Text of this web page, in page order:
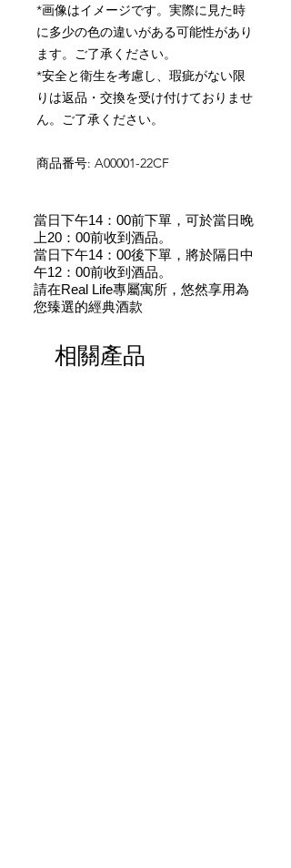
*画像はイメージです。実際に見た時
に多少の色の違いがある可能性があり
ます。ご了承ください。
*安全と衛生を考慮し、瑕疵がない限
りは返品・交換を受け付けておりませ
ん。 ご了承ください。
商品番号: A00001-22CF
當日下午14：00前下單，可於當日晚
上20：00前收到酒品。
當日下午14：00後下單，將於隔日中
午12：00前收到酒品。
請在Real Life專屬寓所，悠然享用為
您臻選的經典酒款
相關產品